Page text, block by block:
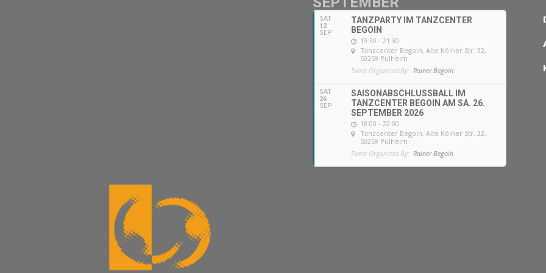
SAT
12
SEP
TANZPARTY IM TANZCENTER
BEGOIN
19:30 - 21:30
Tanzcenter Begoin, Alte Kölner Str. 32,
50259 Pulheim
Event Organized By: Rainer Begoin
SAT
26
SEP
SAISONABSCHLUSSBALL IM
TANZCENTER BEGOIN AM SA. 26.
SEPTEMBER 2026
18:00 - 22:00
Tanzcenter Begoin, Alte Kölner Str. 32,
50259 Pulheim
Event Organized By: Rainer Begoin